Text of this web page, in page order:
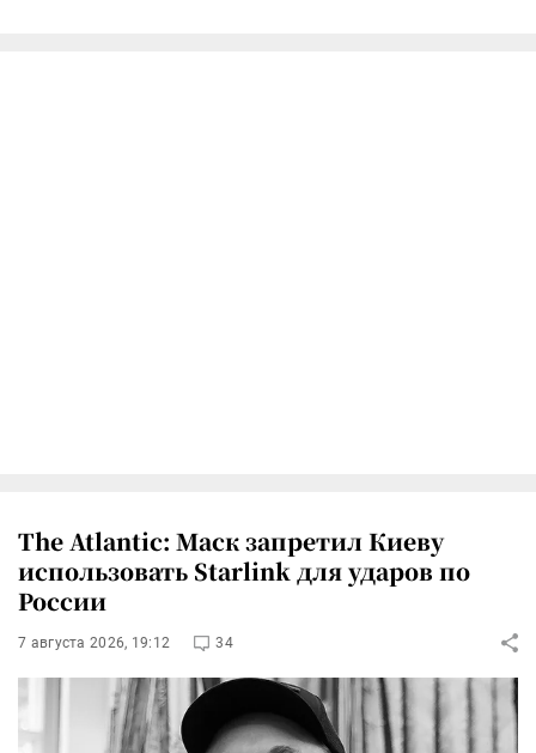
The Atlantic: Маск запретил Киеву
использовать Starlink для ударов по
России
7 августа 2026, 19:12 34